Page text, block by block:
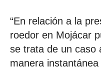
“En relación a la
roedor en Mojácar
se trata de un caso
manera